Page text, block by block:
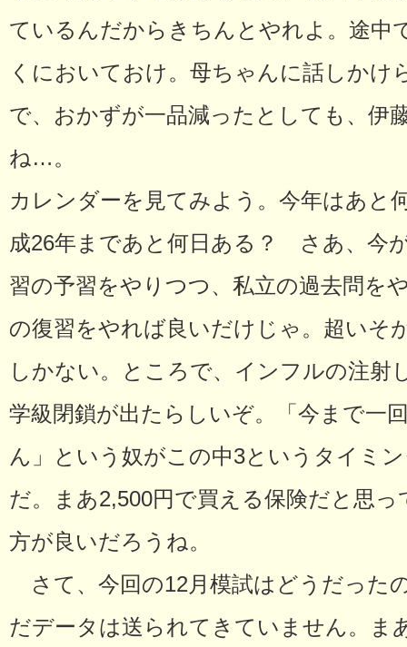
ているんだからきちんとやれよ。途中
くにおいておけ。母ちゃんに話しかけ
で、おかずが一品減ったとしても、伊
ね…。
カレンダーを見てみよう。今年はあと
成26年まであと何日ある？ さあ、今
習の予習をやりつつ、私立の過去問を
の復習をやれば良いだけじゃ。超いそ
しかない。ところで、インフルの注射
学級閉鎖が出たらしいぞ。「今まで一
ん」という奴がこの中3というタイミ
だ。まあ2,500円で買える保険だと思
方が良いだろうね。
さて、今回の12月模試はどうだった
だデータは送られてきていません。ま